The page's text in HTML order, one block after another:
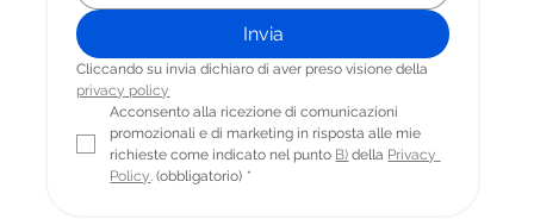
Invia
privacy policy
Acconsento alla ricezione di comunicazioni
promozionali e di marketing in risposta alle mie
richieste come indicato nel punto B) della Privacy
Policy . (obbligatorio) *